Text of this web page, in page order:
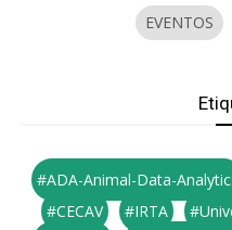
EVENTOS
#ADA-Animal-Data-
#CECAV
#IRTA